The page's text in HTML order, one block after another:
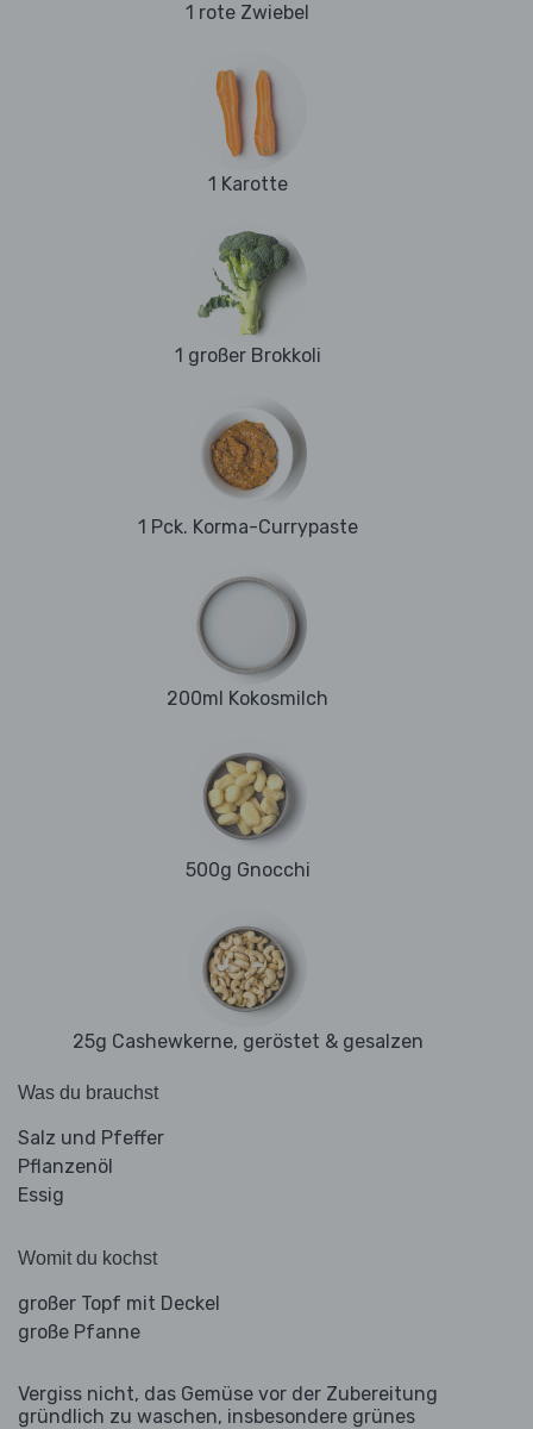
1 rote Zwiebel
1 Karotte
1 großer Brokkoli
1 Pck. Korma-Currypaste
200ml Kokosmilch
500g Gnocchi
25g Cashewkerne, geröstet & gesalzen
Was du brauchst
Salz und Pfeffer
Pflanzenöl
Essig
Womit du kochst
großer Topf mit Deckel
große Pfanne
Vergiss nicht, das Gemüse vor der Zubereitung
gründlich zu waschen, insbesondere grünes